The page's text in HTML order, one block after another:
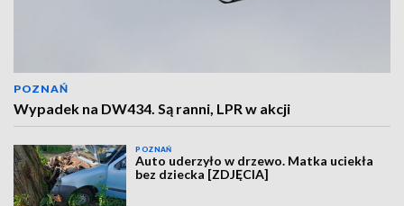
POZNAŃ
Wypadek na DW434. Są ranni, LPR w akcji
POZNAŃ
Auto uderzyło w drzewo. Matka uciekła
bez dziecka [ZDJĘCIA]